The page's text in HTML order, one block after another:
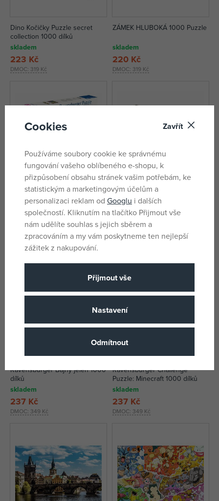
Dino Kočičky Puzzle secret
collection 1000 dílků
skladem
DMOC: 319 Kč
223 Kč
ZÁMEK HLUBOKÁ 1000 Puzzle
skladem
DMOC: 319 Kč
220 Kč
Ravensburger Pokémon
Puzzle: Poměr síly, 1000 dílků
skladem
DMOC:349 Kč
251 Kč
Dino ŽIRAFÍ RODINA 1000
Puzzle
skladem
DMOC:309 Kč
214 Kč
Ravensburger Bájný jelen 1000
dílků
skladem
DMOC: 349 Kč
237 Kč
Ravensburger Challenge
Puzzle: Minecraft 1000 dílků
skladem
DMOC: 349 Kč
237 Kč
Cookies Zavřít
Používáme soubory cookie ke správnému
fungování vašeho oblíbeného e-shopu, k
přizpůsobení obsahu stránek vašim potřebám, ke
statistickým a marketingovým účelům a
personalizaci reklam od Googlu i dalších
společností. Kliknutím na tlačítko Přijmout vše
nám udělíte souhlas s jejich sběrem a
zpracováním a my vám poskytneme ten nejlepší
zážitek z nakupování.
Přijmout vše
Nastavení
Odmítnout